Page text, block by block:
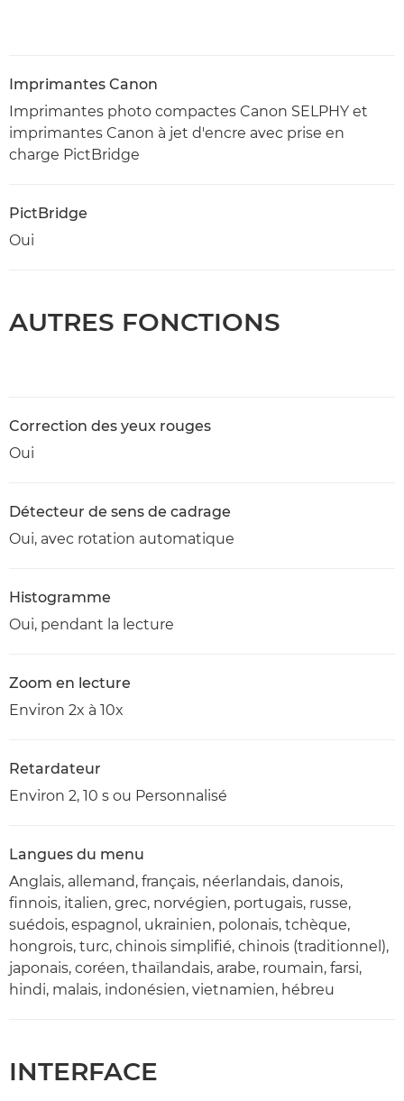
Imprimantes Canon
Imprimantes photo compactes Canon SELPHY et
imprimantes Canon à jet d'encre avec prise en
charge PictBridge
PictBridge
Oui
AUTRES FONCTIONS
Correction des yeux rouges
Oui
Détecteur de sens de cadrage
Oui, avec rotation automatique
Histogramme
Oui, pendant la lecture
Zoom en lecture
Environ 2x à 10x
Retardateur
Environ 2, 10 s ou Personnalisé
Langues du menu
Anglais, allemand, français, néerlandais, danois,
finnois, italien, grec, norvégien, portugais, russe,
suédois, espagnol, ukrainien, polonais, tchèque,
hongrois, turc, chinois simplifié, chinois (traditionnel),
japonais, coréen, thaïlandais, arabe, roumain, farsi,
hindi, malais, indonésien, vietnamien, hébreu
INTERFACE